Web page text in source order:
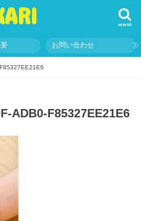
search
お問い合わせ
ADB0-F85327EE21E6